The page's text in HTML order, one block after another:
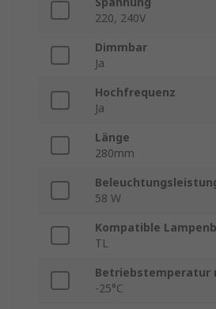
220, 240V
Dimmbar
Ja
Hochfrequenz
Ja
Länge
280mm
58 W
Kompatible
TL
Betriebstemperatur
-25°C